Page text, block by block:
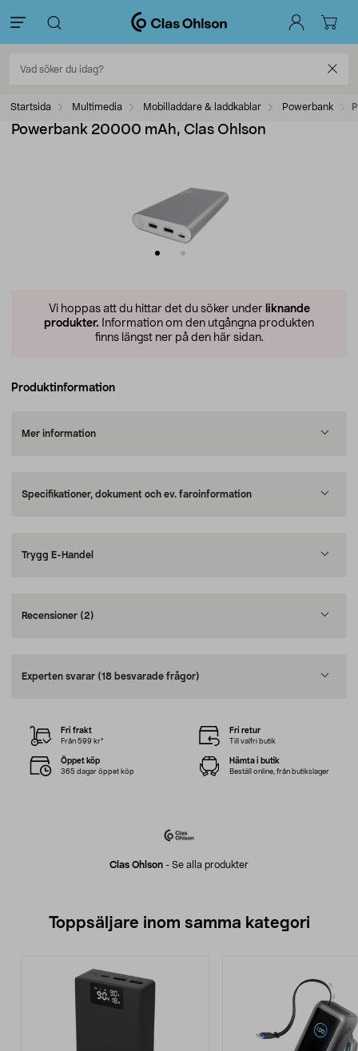
Startsida Multimedia Mobilladdare & laddkablar Powerbank
Powerbank 20000 mAh, Clas Ohlson
Vi hoppas att du hittar det du söker under liknande
produkter. Information om den utgångna produkten
finns längst ner på den här sidan.
Produktinformation
Mer information
Specifikationer, dokument och ev. faroinformation
Trygg E-Handel
Recensioner (2)
Experten svarar (18 besvarade frågor)
Clas Ohlson - Se alla produkter
Fri frakt
Från 599 kr*
Fri retur
Till valfri butik
Öppet köp
365 dagar öppet köp
Hämta i butik
Beställ online, från butikslager
Toppsäljare inom samma kategori